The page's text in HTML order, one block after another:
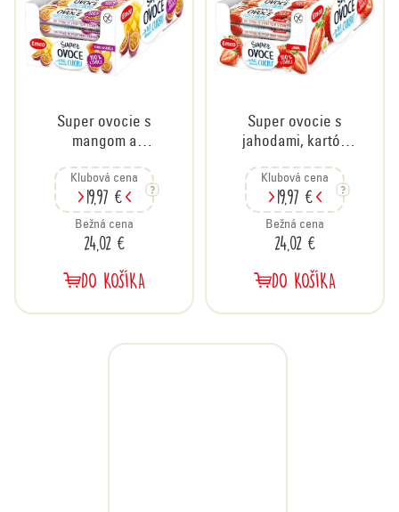
Super ovocie s
mangom a
30x30 g
Klubová cena
19,97 €
Bežná cena
24,02 €
DO KOŠÍKA
Super ovocie s
jahodami, kartón
Klubová cena
19,97 €
Bežná cena
24,02 €
DO KOŠÍKA